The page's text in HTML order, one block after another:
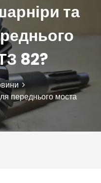
та
82?
переднього моста